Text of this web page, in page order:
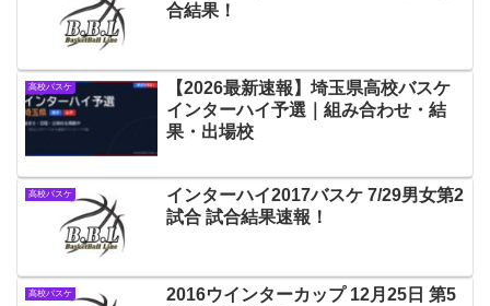
合結果！
高校バスケ
【2026最新速報】埼玉県高校バスケ
インターハイ予選｜組み合わせ・結
果・出場校
高校バスケ
インターハイ2017バスケ 7/29男女第2
試合 試合結果速報！
高校バスケ
2016ウインターカップ 12月25日 第5